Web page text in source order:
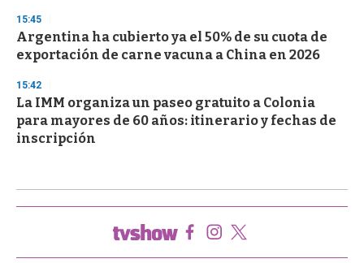
15:45
Argentina ha cubierto ya el 50% de su cuota de
exportación de carne vacuna a China en 2026
15:42
La IMM organiza un paseo gratuito a Colonia
para mayores de 60 años: itinerario y fechas de
inscripción